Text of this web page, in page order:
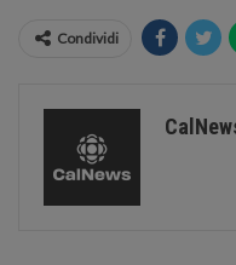
Condividi